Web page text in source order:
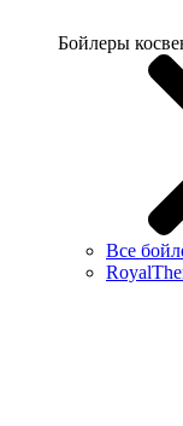
Бойлеры
Все